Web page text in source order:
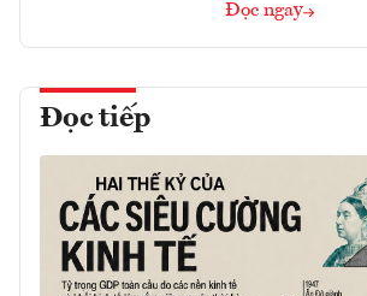
Đọc ngay
Đọc tiếp